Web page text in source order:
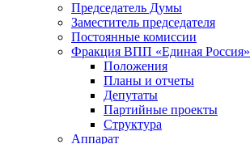
Председатель Думы
Заместитель председателя
Постоянные комиссии
Фракция ВПП «Единая Россия»
Положения
Планы и отчеты
Депутаты
Партийные проекты
Структура
Аппарат